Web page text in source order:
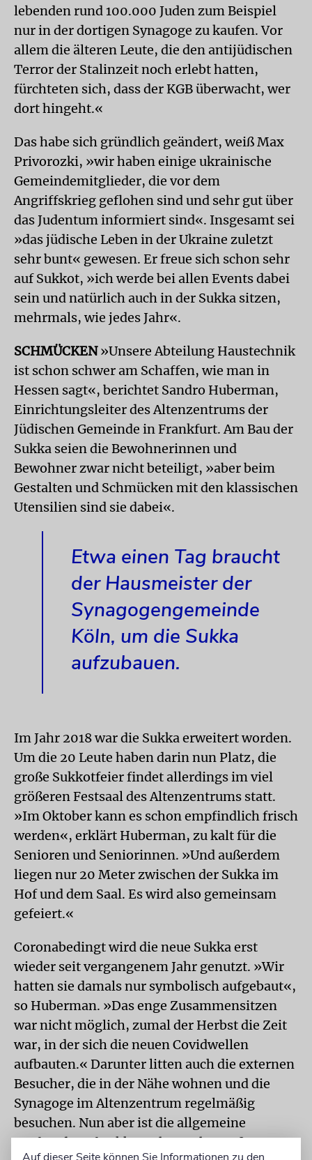
lebenden rund 100.000 Juden zum Beispiel
nur in der dortigen Synagoge zu kaufen. Vor
allem die älteren Leute, die den antijüdischen
Terror der Stalinzeit noch erlebt hatten,
fürchteten sich, dass der KGB überwacht, wer
dort hingeht.«
Das habe sich gründlich geändert, weiß Max
Privorozki, »wir haben einige ukrai­nische
Gemeindemitglieder, die vor dem
Angriffskrieg geflohen sind und sehr gut über
das Judentum informiert sind«. Insgesamt sei
»das jüdische Leben in der Ukraine zuletzt
sehr bunt« gewesen. Er freue sich schon sehr
auf Sukkot, »ich werde bei allen Events dabei
sein und natürlich auch in der Sukka sitzen,
mehrmals, wie jedes Jahr«.
SCHMÜCKEN»Unsere Abteilung Haustechnik
ist schon schwer am Schaffen, wie man in
Hessen sagt«, berichtet Sandro Huberman,
Einrichtungsleiter des Altenzentrums der
Jüdischen Gemeinde in Frankfurt. Am Bau der
Sukka seien die Bewohnerinnen und
Bewohner zwar nicht beteiligt, »aber beim
Gestalten und Schmücken mit den klassischen
Utensilien sind sie dabei«.
Etwa einen Tag braucht
der Hausmeister der
Synagogengemeinde
Köln, um die Sukka
aufzubauen.
Im Jahr 2018 war die Sukka erweitert worden.
Um die 20 Leute haben darin nun Platz, die
große Sukkotfeier findet allerdings im viel
größeren Festsaal des Altenzentrums statt.
»Im Oktober kann es schon empfindlich frisch
werden«, erklärt Huberman, zu kalt für die
Senioren und Seniorinnen. »Und außerdem
liegen nur 20 Meter zwischen der Sukka im
Hof und dem Saal. Es wird also gemeinsam
gefeiert.«
Coronabedingt wird die neue Sukka erst
wieder seit vergangenem Jahr genutzt. »Wir
hatten sie damals nur symbolisch aufgebaut«,
so Huberman. »Das enge Zusammensitzen
war nicht möglich, zumal der Herbst die Zeit
war, in der sich die neuen Covidwellen
aufbauten.« Darunter litten auch die externen
Besucher, die in der Nähe wohnen und die
Synagoge im Altenzentrum regelmäßig
besuchen. Nun aber ist die allgemeine
Vorfreude auf Sukkot schon sehr groß.